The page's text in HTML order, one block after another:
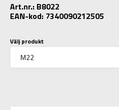
Art.nr.: B8022
EAN-kod: 7340090212505
Välj produkt